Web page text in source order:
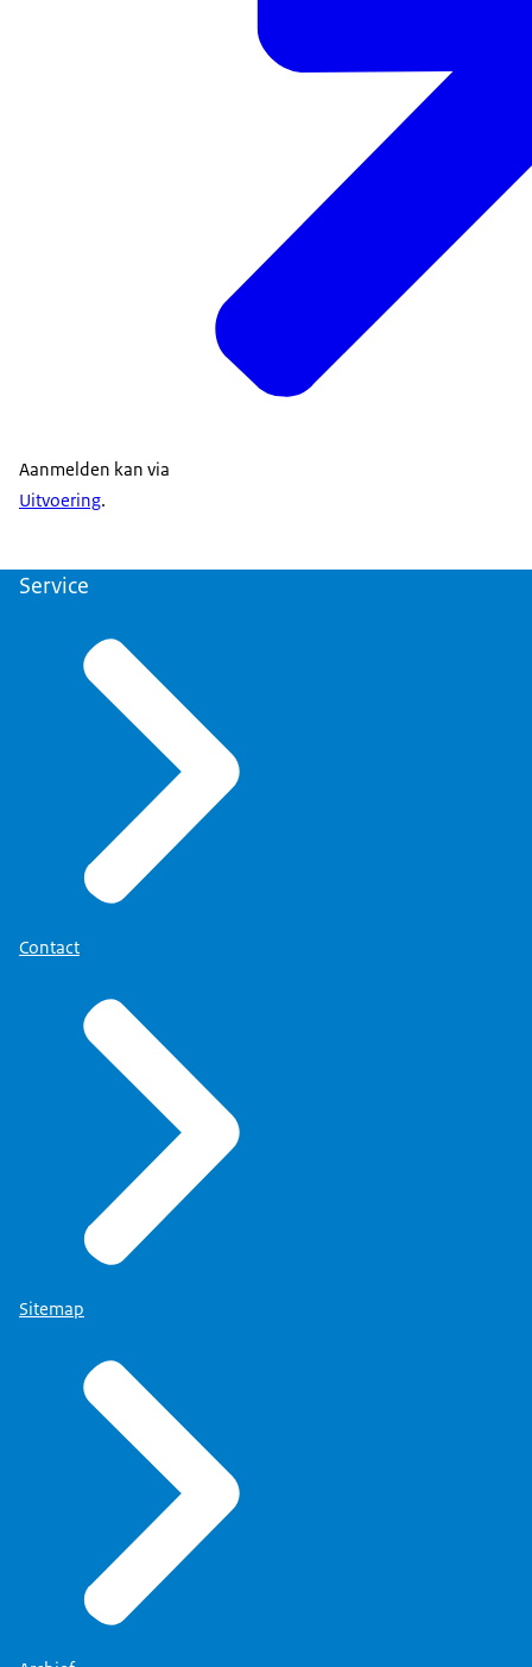
Aanmelden kan via
Uitvoering.
Service
Contact
Sitemap